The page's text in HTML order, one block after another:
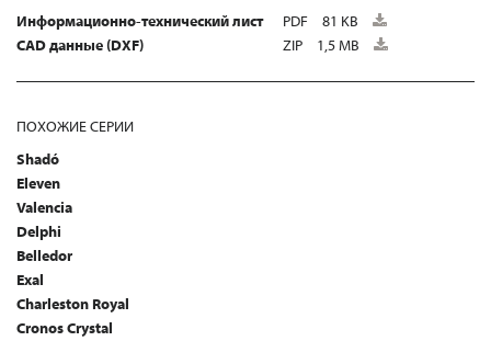
Информационно-технический лист
PDF
81 KB
CAD данные (DXF)
ZIP 1,5 MB
ПОХОЖИЕ СЕРИИ
Shadó
Eleven
Valencia
Delphi
Belledor
Exal
Charleston Royal
Cronos Crystal